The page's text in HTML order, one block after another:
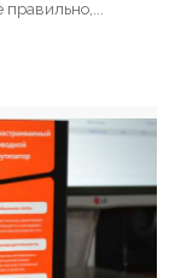
правильно,...